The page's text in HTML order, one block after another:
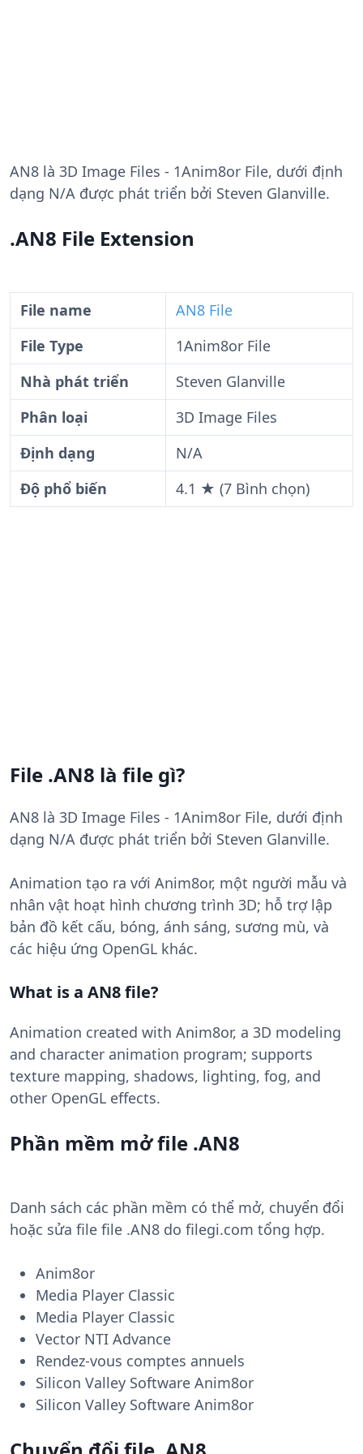
AN8 là 3D Image Files - 1Anim8or File, dưới định
dạng N/A được phát triển bởi Steven Glanville.
.AN8 File Extension
File name
AN8 File
File Type
1Anim8or File
Nhà phát triển
Steven Glanville
Phân loại
3D Image Files
Định dạng
N/A
Độ phổ biến
4.1 ★ (7 Bình chọn)
File .AN8 là file gì?
AN8 là 3D Image Files - 1Anim8or File, dưới định
dạng N/A được phát triển bởi Steven Glanville.
Animation tạo ra với Anim8or, một người mẫu và
nhân vật hoạt hình chương trình 3D; hỗ trợ lập
bản đồ kết cấu, bóng, ánh sáng, sương mù, và
các hiệu ứng OpenGL khác.
What is a AN8 file?
Animation created with Anim8or, a 3D modeling
and character animation program; supports
texture mapping, shadows, lighting, fog, and
other OpenGL effects.
Phần mềm mở file .AN8
Danh sách các phần mềm có thể mở, chuyển đổi
hoặc sửa file file .AN8 do filegi.com tổng hợp.
Anim8or
Media Player Classic
Media Player Classic
Vector NTI Advance
Rendez-vous comptes annuels
Silicon Valley Software Anim8or
Silicon Valley Software Anim8or